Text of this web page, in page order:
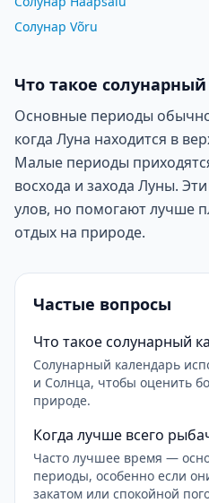
Солунар Võru
Что такое
Основные периоды
когда Луна находится в
Малые периоды
восхода и захода Луны.
улов, но помогают лучше
отдых на природе.
Частые вопросы
Что такое солунарный
Солунарный календарь
и Солнца, чтобы оценить
природе.
Когда лучше всего
Часто лучшее время —
периоды, особенно если
закатом или спокойной